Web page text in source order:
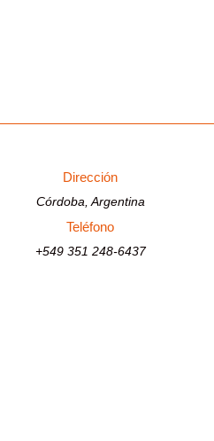
Dirección
Córdoba, Argentina
Teléfono
+549 351 248-6437